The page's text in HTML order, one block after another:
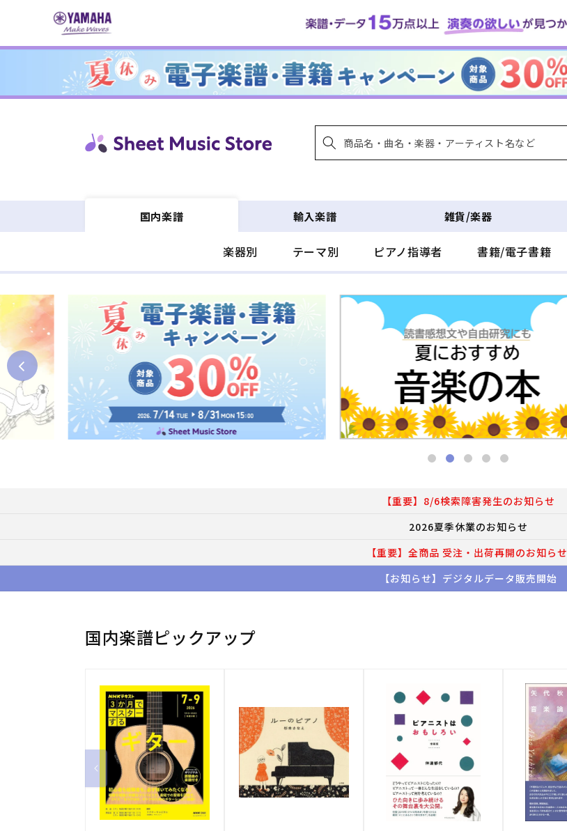
ンツに
国内楽譜
楽器別 テーマ別 ピアノ指導者 書籍/電子書籍
輸入楽譜 雑貨/楽器
【重要】8/6検索障害発生のお知らせ
2026夏季休業のお知らせ
【重要】全商品 受注・出荷再開のお知らせ
【お知らせ】デジタルデータ販売開始
国内楽譜ピックアップ